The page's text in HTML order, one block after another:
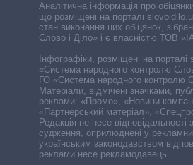
Аналітична інформація про обіцянки
що розміщені на порталі
стан виконання цих обіцянок,
Слово і Діло» і є власністю ТОВ
Інфографіки, розміщені на порталі
«Система народного контролю
ГО «Система народного контролю
Матеріали, відмічені значками,
реклами: «Промо», «Новини
«Партнерський матеріал»,
Редакція не несе відповідальності
судження, оприлюднені у
українським законодавством
реклами несе рекламодавець.